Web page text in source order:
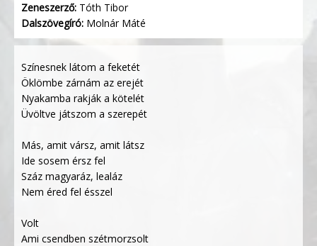
Zeneszerző: Tóth Tibor
Dalszövegíró: Molnár Máté
Színesnek látom a feketét
Öklömbe zárnám az erejét
Nyakamba rakják a kötelét
Üvöltve játszom a szerepét
Más, amit vársz, amit látsz
Ide sosem érsz fel
Száz magyaráz, lealáz
Nem éred fel ésszel
Volt
Ami csendben szétmorzsolt